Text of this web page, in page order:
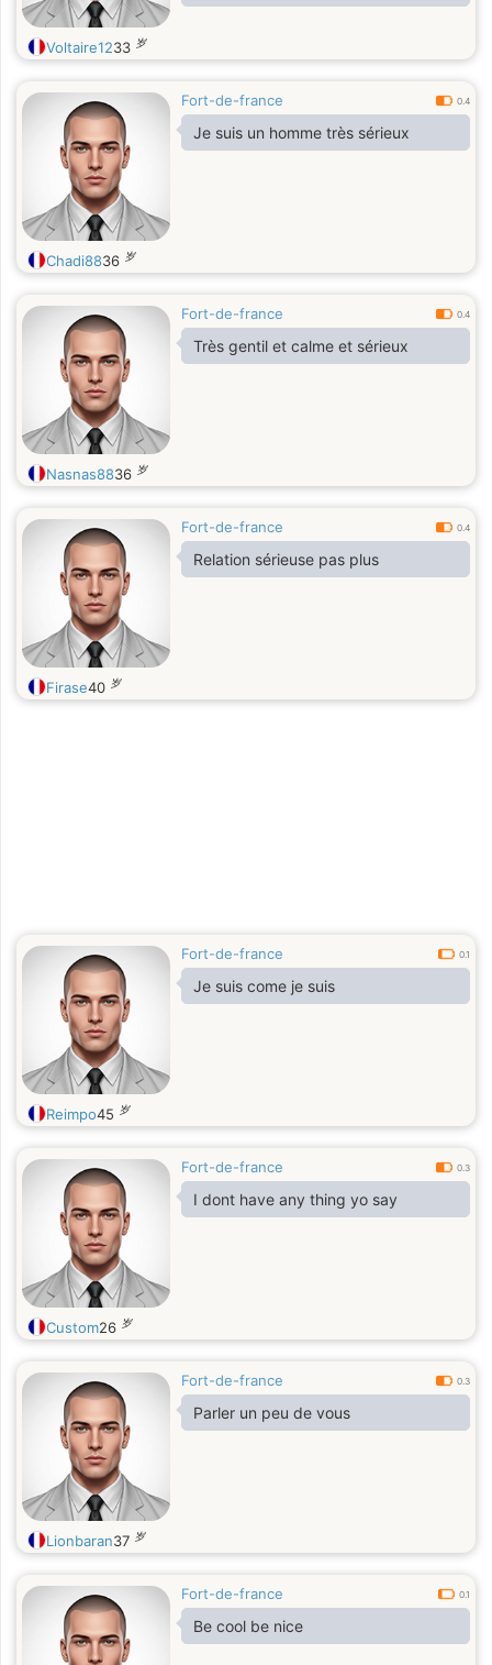
Voltaire1233 岁
Fort-de-france 0.4
Je suis un homme très sérieux
Chadi8836 岁
Fort-de-france 0.4
Très gentil et calme et sérieux
Nasnas8836 岁
Fort-de-france 0.4
Relation sérieuse pas plus
Firase40 岁
Fort-de-france 0.1
Je suis come je suis
Reimpo45 岁
Fort-de-france 0.3
I dont have any thing yo say
Custom26 岁
Fort-de-france 0.3
Parler un peu de vous
Lionbaran37 岁
Fort-de-france 0.1
Be cool be nice